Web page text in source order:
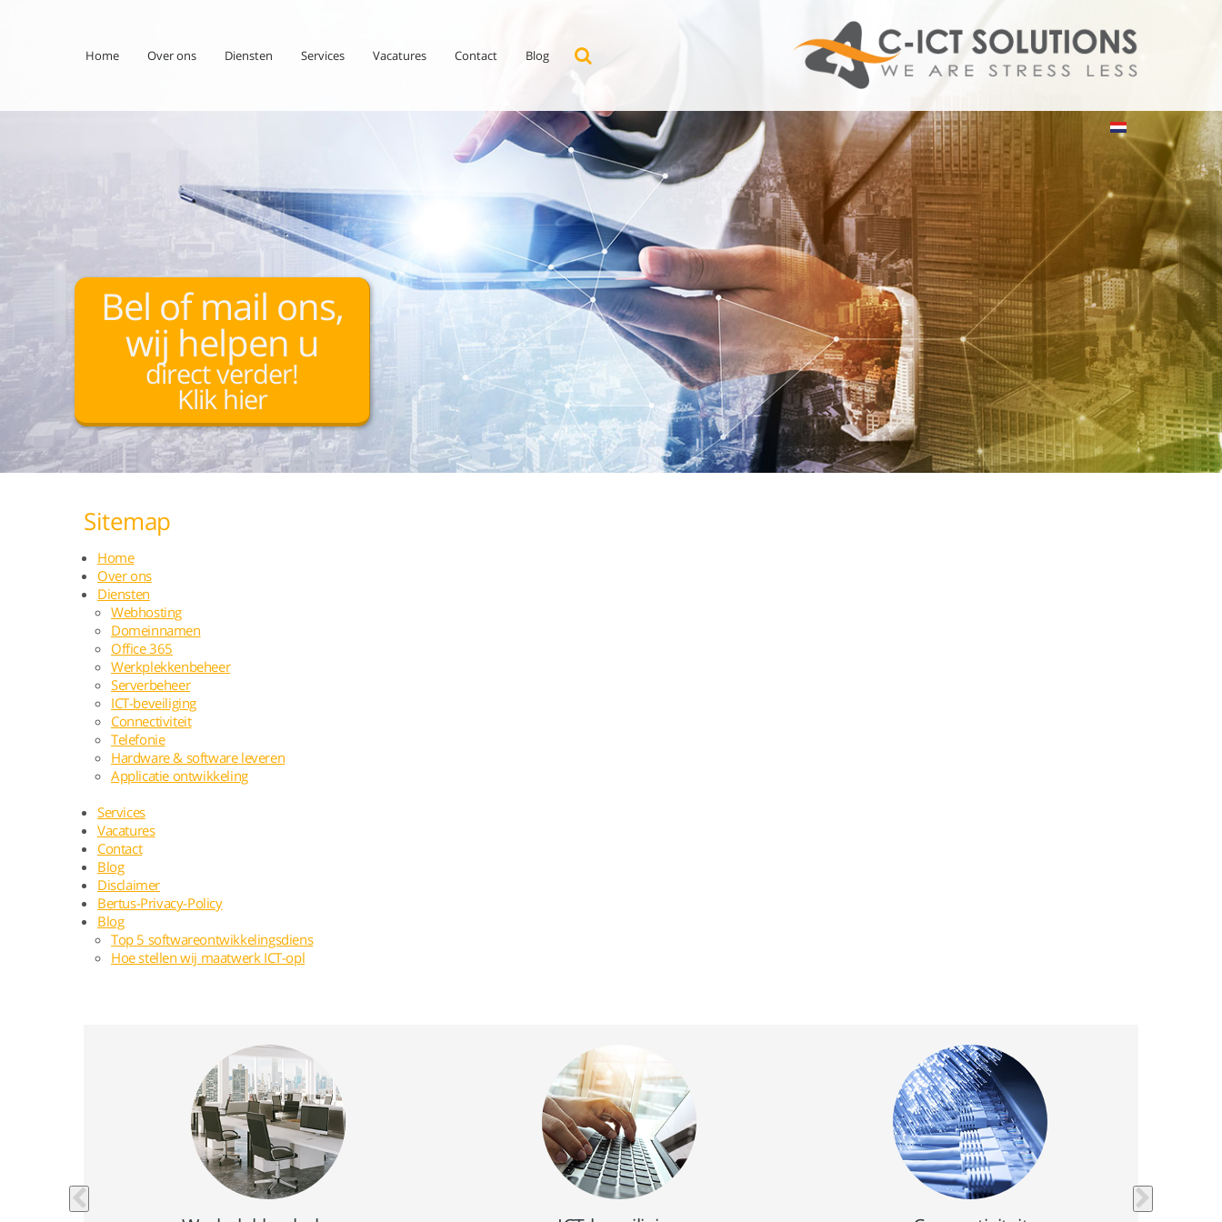
Bel of mail ons,
wij helpen u
direct verder!
Klik hier
Home Over ons Diensten Services Vacatures Contact Blog
Sitemap
Home
Over ons
Diensten
Webhosting
Domeinnamen
Office 365
Werkplekkenbeheer
Serverbeheer
ICT-beveiliging
Connectiviteit
Telefonie
Hardware & software leveren
Applicatie ontwikkeling
Services
Vacatures
Contact
Blog
Disclaimer
Bertus-Privacy-Policy
Blog
Top 5 softwareontwikkelingsdiens
Hoe stellen wij maatwerk ICT-opl